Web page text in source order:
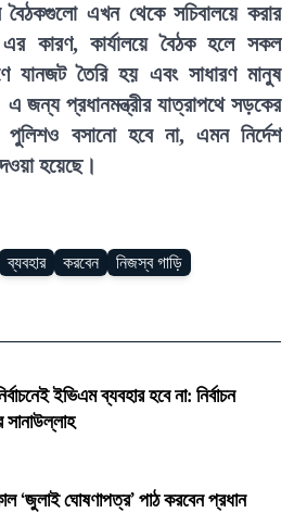
বৈঠকগুলো এখন থেকে সচিবালয়ে করার
এর কারণ, কার্যালয়ে বৈঠক হলে সকল
যানজট তৈরি হয় এবং সাধারণ মানুষ
জন্য প্রধানমন্ত্রীর যাত্রাপথে সড়কের
পুলিশও বসানো হবে না, এমন নির্দেশ
হয়েছে।
ব্যবহার করবেন নিজস্ব গাড়ি
ইভিএম ব্যবহার হবে না: নির্বাচন
সানাউল্লাহ
‘জুলাই ঘোষণাপত্র’ পাঠ করবেন প্রধান